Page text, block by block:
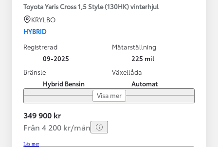
Toyota Yaris Cross 1,5 Style (130HK) vinterhjul
KRYLBO
HYBRID
Registrerad
09-2025
Mätarställning
225 mil
Bränsle
Hybrid Bensin
Växellåda
Automat
Visa mer
349 900 kr
Från 4 200 kr/mån
Läs mer